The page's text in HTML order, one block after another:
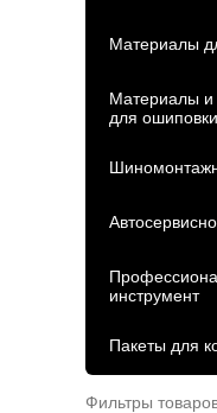
Материалы
Материалы и
для ошиповки
инструмент
Пакеты для
Фильтры